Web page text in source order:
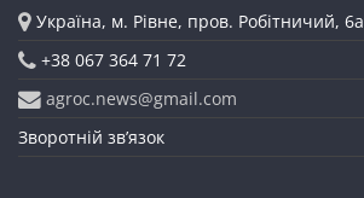
Україна, м. Рівне, пров. Робітничий, 6а
+38 067 364 71 72
agroc.news@gmail.com
Зворотній зв’язок